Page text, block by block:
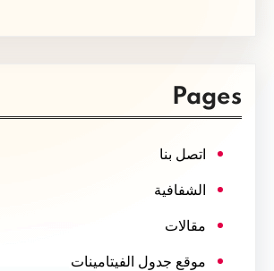
Pages
اتصل بنا
الشفافية
مقالات
موقع جدول الفيتامينات